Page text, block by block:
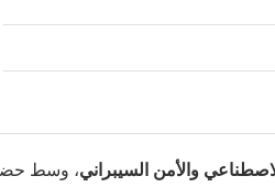
والأمن السيبراني، وسط